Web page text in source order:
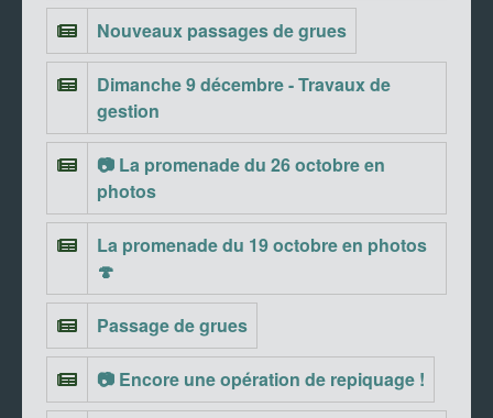
Nouveaux passages de grues
Dimanche 9 décembre - Travaux de
gestion
📷 La promenade du 26 octobre en
photos
La promenade du 19 octobre en photos
🍄
Passage de grues
📷 Encore une opération de repiquage !